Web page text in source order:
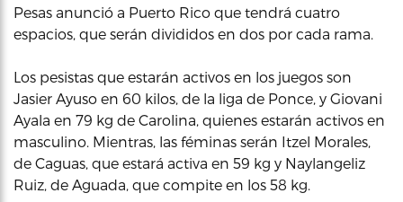
Pesas anunció a Puerto Rico que tendrá cuatro
espacios, que serán divididos en dos por cada rama.
Los pesistas que estarán activos en los juegos son
Jasier Ayuso en 60 kilos, de la liga de Ponce, y Giovani
Ayala en 79 kg de Carolina, quienes estarán activos en
masculino. Mientras, las féminas serán Itzel Morales,
de Caguas, que estará activa en 59 kg y Naylangeliz
Ruiz, de Aguada, que compite en los 58 kg.